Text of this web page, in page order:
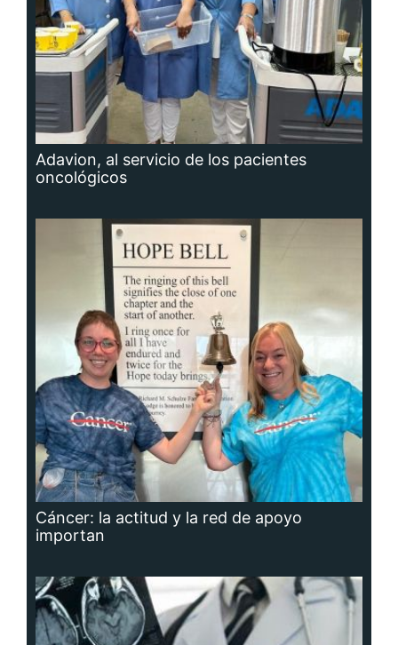
Adavion, al servicio de los pacientes
oncológicos
Cáncer: la actitud y la red de apoyo
importan